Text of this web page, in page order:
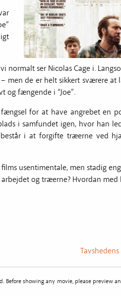
normalt ser Nicolas Cage i.
men de er helt sikkert sværere at
og fængende i “Joe”.
for at have angrebet en
i samfundet igen, hvor han
består i at forgifte træerne ved
usentimentale, men stadig
og træerne? Hvordan med
Before showing any movie, please preview